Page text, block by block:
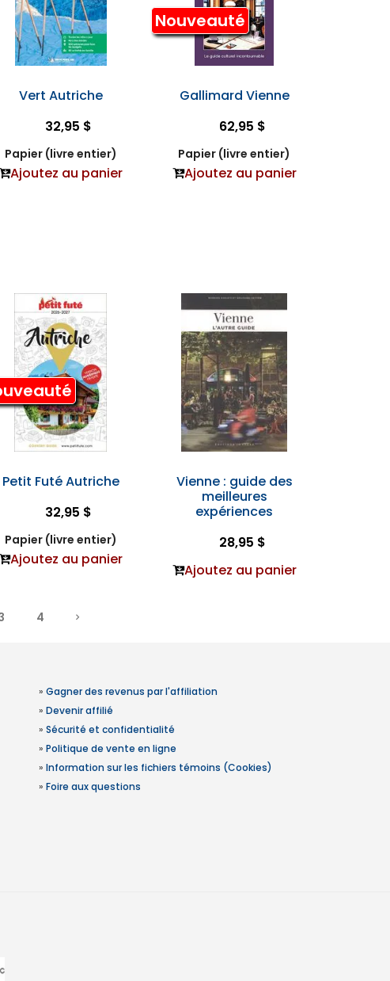
Vert Autriche
32,95 $
Papier (livre entier)
Ajoutez au panier
Nouveauté
Gallimard Vienne
62,95 $
Papier (livre entier)
Ajoutez au panier
Petit Futé Autriche
32,95 $
Papier (livre entier)
Ajoutez au panier
Vienne : guide des
meilleures
expériences
28,95 $
Ajoutez au panier
4
» Gagner des revenus par l'affiliation
» Devenir affilié
» Sécurité et confidentialité
» Politique de vente en ligne
» Information sur les fichiers témoins (Cookies)
» Foire aux questions